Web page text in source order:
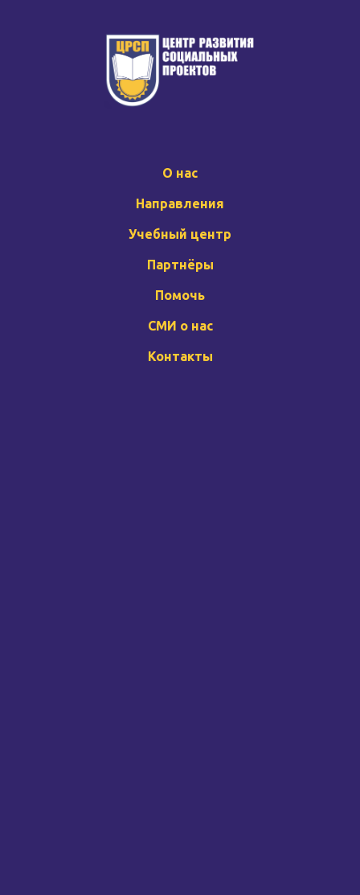
О нас
Направления
Учебный центр
Партнёры
Помочь
СМИ о нас
Контакты